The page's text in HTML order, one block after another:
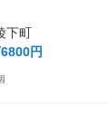
下町
円